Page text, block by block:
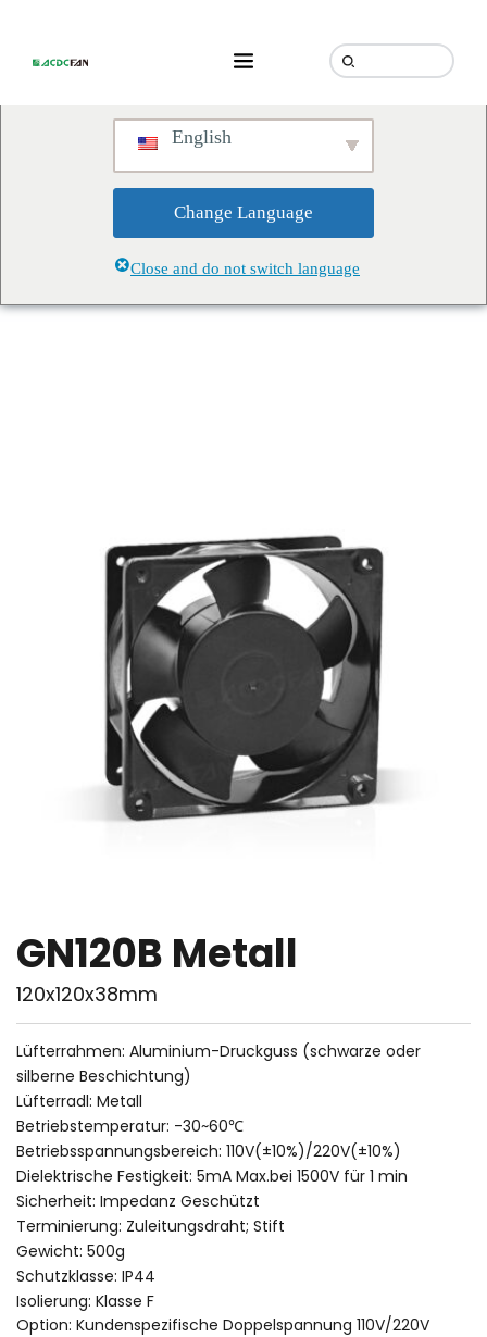
speaking a different language.
Do you want to change to:
English
Change Language
Close and do not switch language
GN120B Metall
120x120x38mm
Lüfterrahmen: Aluminium-Druckguss (schwarze oder
silberne Beschichtung)
Lüfterradl: Metall
Betriebstemperatur: -30~60℃
Betriebsspannungsbereich: 110V(±10%)/220V(±10%)
Dielektrische Festigkeit: 5mA Max.bei 1500V für 1 min
Sicherheit: Impedanz Geschützt
Terminierung: Zuleitungsdraht; Stift
Gewicht: 500g
Schutzklasse: IP44
Isolierung: Klasse F
Option: Kundenspezifische Doppelspannung 110V/220V